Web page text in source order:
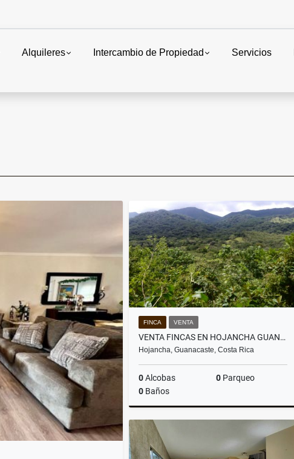
Alquileres Intercambio de Propiedad Servicios
FINCA VENTA
VENTA FINCAS EN HOJANCHA GUANACASTE
Hojancha, Guanacaste, Costa Rica
0Alcobas 0 Parqueo
0 Baños
Venta
US$12,000,000